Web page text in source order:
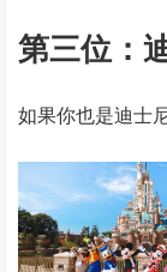
第三位：
如果你也是迪士